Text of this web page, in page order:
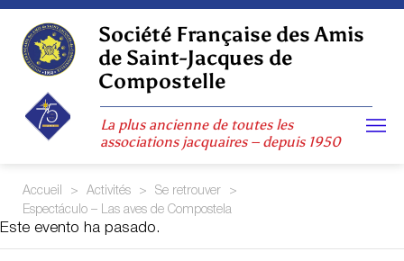
Skip
content
Société Française des Amis
de Saint-Jacques de
Compostelle
La plus ancienne de toutes les
associations jacquaires – depuis 1950
Accueil > Activités > Se retrouver
>
Espectáculo – Las aves de Compostela
Este evento ha pasado.